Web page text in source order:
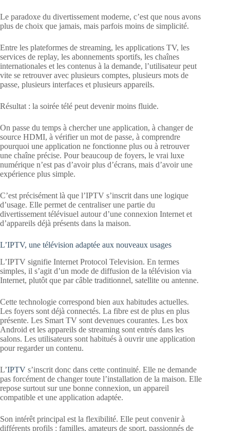
Le paradoxe du divertissement moderne, c’est que nous avons
plus de choix que jamais, mais parfois moins de simplicité.
Entre les plateformes de streaming, les applications TV, les
services de replay, les abonnements sportifs, les chaînes
internationales et les contenus à la demande, l’utilisateur peut
vite se retrouver avec plusieurs comptes, plusieurs mots de
passe, plusieurs interfaces et plusieurs appareils.
Résultat : la soirée télé peut devenir moins fluide.
On passe du temps à chercher une application, à changer de
source HDMI, à vérifier un mot de passe, à comprendre
pourquoi une application ne fonctionne plus ou à retrouver
une chaîne précise. Pour beaucoup de foyers, le vrai luxe
numérique n’est pas d’avoir plus d’écrans, mais d’avoir une
expérience plus simple.
C’est précisément là que l’IPTV s’inscrit dans une logique
d’usage. Elle permet de centraliser une partie du
divertissement télévisuel autour d’une connexion Internet et
d’appareils déjà présents dans la maison.
L’IPTV, une télévision adaptée aux nouveaux usages
L’IPTV signifie Internet Protocol Television. En termes
simples, il s’agit d’un mode de diffusion de la télévision via
Internet, plutôt que par câble traditionnel, satellite ou antenne.
Cette technologie correspond bien aux habitudes actuelles.
Les foyers sont déjà connectés. La fibre est de plus en plus
présente. Les Smart TV sont devenues courantes. Les box
Android et les appareils de streaming sont entrés dans les
salons. Les utilisateurs sont habitués à ouvrir une application
pour regarder un contenu.
L’IPTV s’inscrit donc dans cette continuité. Elle ne demande
pas forcément de changer toute l’installation de la maison. Elle
repose surtout sur une bonne connexion, un appareil
compatible et une application adaptée.
Son intérêt principal est la flexibilité. Elle peut convenir à
différents profils : familles, amateurs de sport, passionnés de